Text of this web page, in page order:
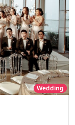
Wedding